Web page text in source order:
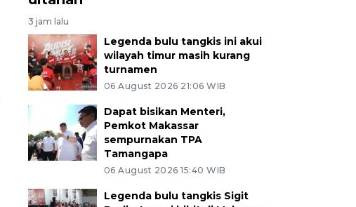
3 jam lalu
Legenda bulu tangkis ini akui
wilayah timur masih kurang
turnamen
06 August 2026 21:06 WIB
Dapat bisikan Menteri,
Pemkot Makassar
sempurnakan TPA
Tamangapa
06 August 2026 15:40 WIB
Legenda bulu tangkis Sigit